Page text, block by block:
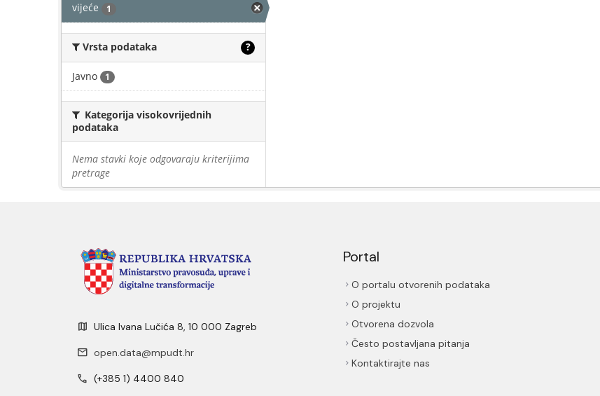
vijeće 1
Vrsta podataka ?
Javno 1
Kategorija visokovrijednih
podataka
Nema stavki koje odgovaraju kriterijima
pretrage